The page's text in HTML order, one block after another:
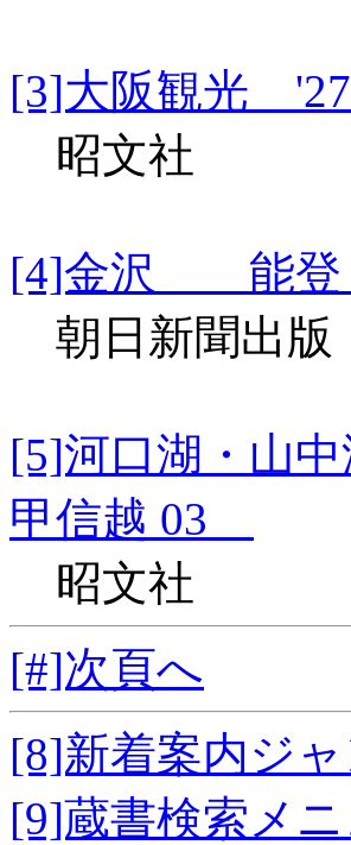
[3]大阪観光
昭文社
[4]金沢 能登
朝日新聞出版
[5]河口湖・山
甲信越 03
昭文社
[#]次頁へ
[8]新着案内ジ
[9]蔵書検索メ